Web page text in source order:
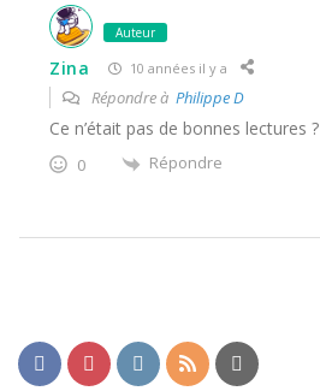
Auteur
Zina 10 années il y a
Répondre à Philippe D
Ce n’était pas de bonnes lectures ?
0 Répondre